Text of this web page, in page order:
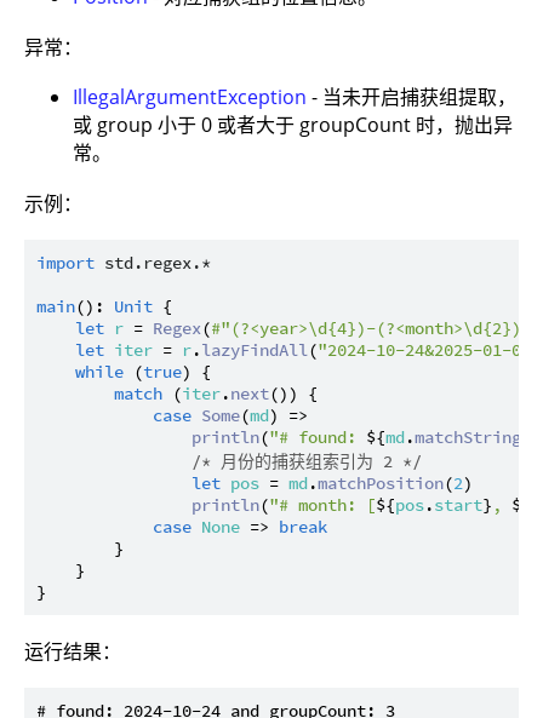
异常：
IllegalArgumentException - 当未开启捕获组提取，
或 group 小于 0 或者大于 groupCount 时，抛出异
常。
示例：
import std.regex.*
main(): Unit {
let r = Regex(#"(?<year>\d{4})-(?<month>\d{2})-
let iter = r.lazyFindAll("2024-10-24&2025-01-01"
while (true) {
match (iter.next()) {
case Some(md) =>
println("# found: ${md.matchString
/* 月份的捕获组索引为 2 */
let pos = md.matchPosition(2)
println("# month: [${pos.start} , ${
case None => break
        }
    }
运行结果：
# found: 2024-10-24 and groupCount: 3